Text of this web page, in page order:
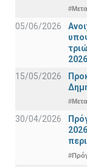
05/06/2026
15/05/2026
30/04/2026